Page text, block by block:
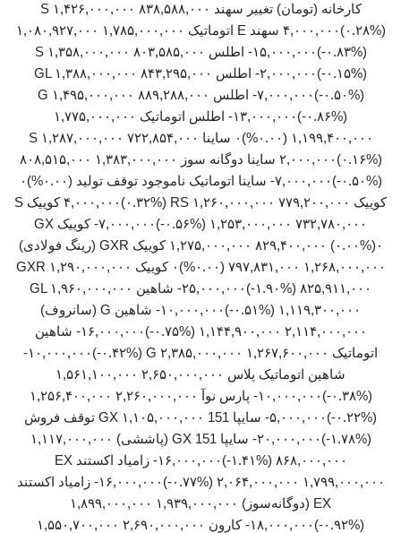
کارخانه (تومان) تغییر سهند S ۱,۴۲۶,۰۰۰,۰۰۰ ۸۳۸,۵۸۸,۰۰۰
(‎۰.۲۸%‏)‎۴,۰۰۰,۰۰۰‏ سهند E اتوماتیک ۱,۷۸۵,۰۰۰,۰۰۰ ۱,۰۸۰,۹۲۷,۰۰۰
(‎-۰.۸۳%‏)‎-۱۵,۰۰۰,۰۰۰‏ اطلس S ۱,۳۵۸,۰۰۰,۰۰۰ ۸۰۳,۵۸۵,۰۰۰
(‎-۰.۱۵%‏)‎-۲,۰۰۰,۰۰۰‏ اطلس GL ۱,۳۸۸,۰۰۰,۰۰۰ ۸۴۳,۲۹۵,۰۰۰
(‎-۰.۵۰%‏)‎-۷,۰۰۰,۰۰۰‏ اطلس G ۱,۴۹۵,۰۰۰,۰۰۰ ۸۸۹,۲۸۸,۰۰۰
(‎-۰.۸۶%‏)‎-۱۳,۰۰۰,۰۰۰‏ اطلس اتوماتیک ۱,۷۷۵,۰۰۰,۰۰۰
۱,۱۹۹,۴۰۰,۰۰۰ (۰.۰۰%)۰ ساینا S ۱,۲۸۷,۰۰۰,۰۰۰ ۷۲۲,۸۵۴,۰۰۰
(‎۰.۱۶%‏)‎۲,۰۰۰,۰۰۰‏ ساینا دوگانه سوز ۱,۳۸۳,۰۰۰,۰۰۰ ۸۰۸,۵۱۵,۰۰۰
(‎-۰.۵۰%‏)‎-۷,۰۰۰,۰۰۰‏ ساینا اتوماتیک ناموجود توقف تولید (۰.۰۰%)۰
کوییک RS ۱,۲۶۰,۰۰۰,۰۰۰ ۷۷۹,۲۰۰,۰۰۰ (‎۰.۳۲%‏)‎۴,۰۰۰,۰۰۰‏ کوییک S
۱,۲۵۳,۰۰۰,۰۰۰ ۷۳۲,۷۸۰,۰۰۰ (‎-۰.۵۶%‏)‎-۷,۰۰۰,۰۰۰‏ کوییک GX
۱,۲۷۵,۰۰۰,۰۰۰ ۸۲۹,۴۰۰,۰۰۰ (۰.۰۰%)۰ کوییک GXR (رینگ فولادی)
۱,۲۶۸,۰۰۰,۰۰۰ ۷۹۷,۸۳۱,۰۰۰ (۰.۰۰%)۰ کوییک GXR ۱,۲۹۰,۰۰۰,۰۰۰
۸۲۵,۹۱۱,۰۰۰ (‎-۱.۹۰%‏)‎-۲۵,۰۰۰,۰۰۰‏ شاهین GL ۱,۹۶۰,۰۰۰,۰۰۰
۱,۱۱۹,۳۰۰,۰۰۰ (‎-۰.۵۱%‏)‎-۱۰,۰۰۰,۰۰۰‏ شاهین G (سانروف)
۲,۱۱۴,۰۰۰,۰۰۰ ۱,۱۴۴,۹۰۰,۰۰۰ (‎-۰.۷۵%‏)‎-۱۶,۰۰۰,۰۰۰‏ شاهین
شاهین اتوماتیک پلاس ۲,۶۵۰,۰۰۰,۰۰۰ ۱,۵۶۱,۱۰۰,۰۰۰
(‎-۰.۳۸%‏)‎-۱۰,۰۰۰,۰۰۰‏ پارس نوآ ۲,۲۶۰,۰۰۰,۰۰۰ ۱,۲۵۶,۴۰۰,۰۰۰
(‎-۰.۲۲%‏)‎-۵,۰۰۰,۰۰۰‏ سایپا 151 GX ۱,۱۰۵,۰۰۰,۰۰۰ توقف فروش
(‎-۱.۷۸%‏)‎-۲۰,۰۰۰,۰۰۰‏ سایپا 151 GX (پاششی) ۱,۱۱۷,۰۰۰,۰۰۰
۸۶۸,۰۰۰,۰۰۰ (‎-۱.۴۱%‏)‎-۱۶,۰۰۰,۰۰۰‏ زامیاد اکستند EX
۲,۰۶۴,۰۰۰,۰۰۰ ۱,۷۹۹,۰۰۰,۰۰۰ (‎-۰.۷۷%‏)‎-۱۶,۰۰۰,۰۰۰‏ زامیاد اکستند
EX (دوگانه‌سوز) ۱,۹۳۹,۰۰۰,۰۰۰ ۱,۸۹۹,۰۰۰,۰۰۰
(‎-۰.۹۲%‏)‎-۱۸,۰۰۰,۰۰۰‏ کارون ۲,۶۹۰,۰۰۰,۰۰۰ ۱,۵۵۰,۷۰۰,۰۰۰